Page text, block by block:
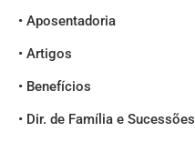
• Aposentadoria
• Artigos
• Benefícios
• Dir. de Família e Sucessões